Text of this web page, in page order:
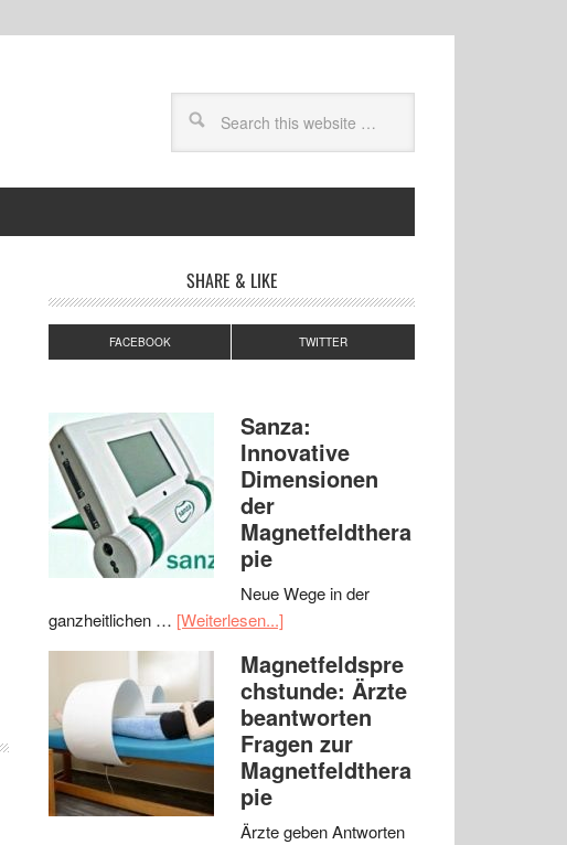
SHARE & LIKE
FACEBOOK TWITTER
Sanza:
Innovative
Dimensionen
der
Magnetfeldthera
pie
Neue Wege in der
ganzheitlichen … [Weiterlesen...]
Magnetfeldspre
chstunde: Ärzte
beantworten
Fragen zur
Magnetfeldthera
pie
Ärzte geben Antworten